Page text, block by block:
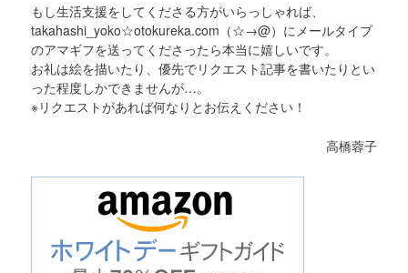
もし生活支援をしてくださる方がいらっしゃれば、
takahashi_yoko☆otokureka.com（☆→@）にメールタイプ
のアマギフを送ってくださったら本当に嬉しいです。
お礼は絵を描いたり、優先でリクエスト記事を書いたりとい
った程度しかできませんが…。
※リクエストがあれば何なりとお伝えください！
高橋蓉子